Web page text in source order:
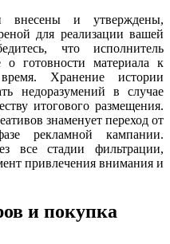
внесены и утверждены,
для реализации вашей
что исполнитель
о готовности материала к
Хранение истории
недоразумений в случае
итогового размещения.
знаменует переход от
рекламной кампании.
все стадии фильтрации,
привлечения внимания и
и покупка